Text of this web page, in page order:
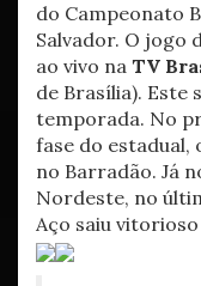
do Campeonato
Salvador. O jogo
ao vivo na TV
de Brasília). Este
temporada. No
fase do estadual,
no Barradão. Já
Nordeste, no
Aço saiu